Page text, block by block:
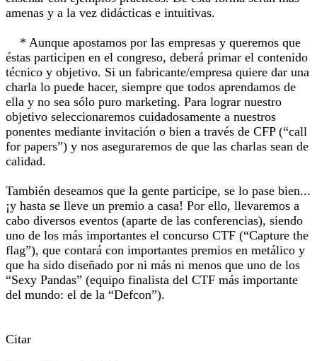
amenas y a la vez didácticas e intuitivas.
* Aunque apostamos por las empresas y queremos que
éstas participen en el congreso, deberá primar el contenido
técnico y objetivo. Si un fabricante/empresa quiere dar una
charla lo puede hacer, siempre que todos aprendamos de
ella y no sea sólo puro marketing. Para lograr nuestro
objetivo seleccionaremos cuidadosamente a nuestros
ponentes mediante invitación o bien a través de CFP (“call
for papers”) y nos aseguraremos de que las charlas sean de
calidad.
También deseamos que la gente participe, se lo pase bien...
¡y hasta se lleve un premio a casa! Por ello, llevaremos a
cabo diversos eventos (aparte de las conferencias), siendo
uno de los más importantes el concurso CTF (“Capture the
flag”), que contará con importantes premios en metálico y
que ha sido diseñado por ni más ni menos que uno de los
“Sexy Pandas” (equipo finalista del CTF más importante
del mundo: el de la “Defcon”).
Citar